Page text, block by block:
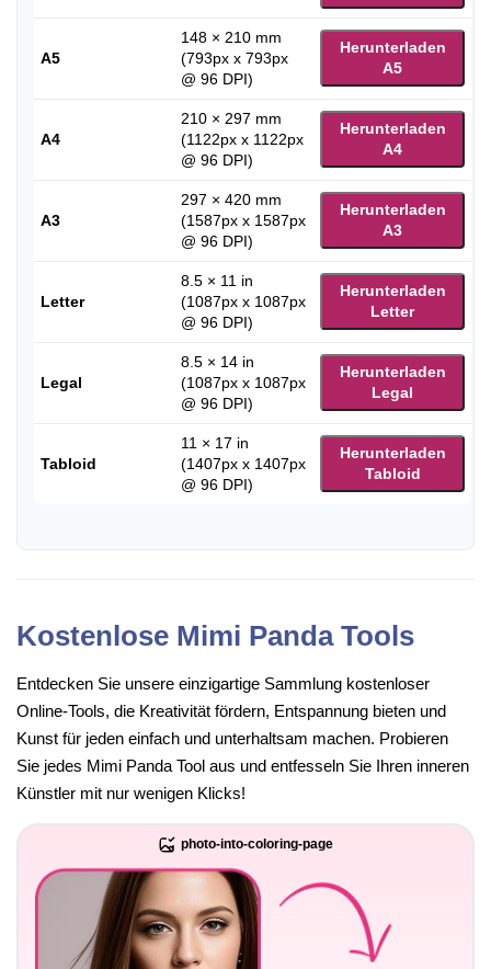
A5
148 × 210 mm
(793px x 793px
@ 96 DPI)
Herunterladen
A5
A4
210 × 297 mm
(1122px x 1122px
@ 96 DPI)
Herunterladen
A4
A3
297 × 420 mm
(1587px x 1587px
@ 96 DPI)
Herunterladen
A3
Letter
8.5 × 11 in
(1087px x 1087px
@ 96 DPI)
Herunterladen
Letter
Legal
8.5 × 14 in
(1087px x 1087px
@ 96 DPI)
Herunterladen
Legal
Tabloid
11 × 17 in
(1407px x 1407px
@ 96 DPI)
Herunterladen
Tabloid
Kostenlose Mimi Panda Tools
Entdecken Sie unsere einzigartige Sammlung kostenloser
Online-Tools, die Kreativität fördern, Entspannung bieten und
Kunst für jeden einfach und unterhaltsam machen. Probieren
Sie jedes Mimi Panda Tool aus und entfesseln Sie Ihren inneren
Künstler mit nur wenigen Klicks!
photo-into-coloring-page